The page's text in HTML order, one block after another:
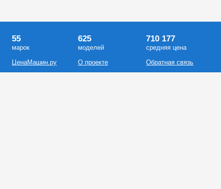
55
марок
ЦенаМашин.ру
625
моделей
О проекте
710 177
средняя цена
Обратная связь